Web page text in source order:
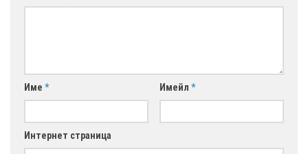
Име * Имейл *
Интернет страница